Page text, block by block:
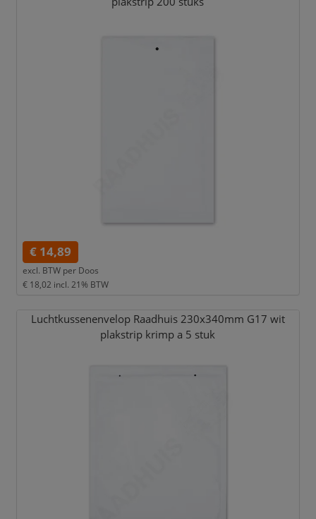
€ 14,89
excl. BTW per Doos
€ 18,02 incl. 21% BTW
Luchtkussenenvelop Raadhuis 230x340mm G17 wit
plakstrip krimp a 5 stuk